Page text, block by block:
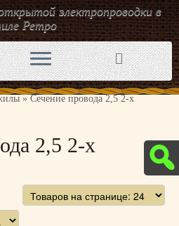
электропроводки в
Ретро
» Сечение провода 2,5 2-х
2,5 2-х